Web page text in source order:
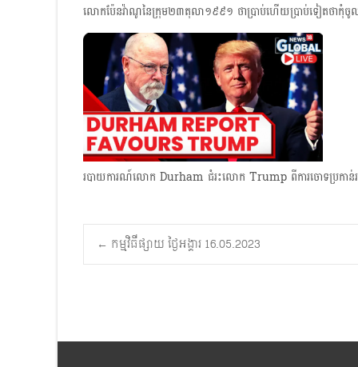
លោកប៉ែនវ៉ាណូនៃក្រុម​២៣​តុលា១៩៩១ ថាប្រាប់ហើយប្រាប់ទៀតថាកុំចូល
របាយការណ៍លោក ​Durham ជំរះលោក Trump ពីការចោទប្រកា
Post
← កម្មវិធីផ្សាយ ថ្ងៃអង្គារ 16.05.2023